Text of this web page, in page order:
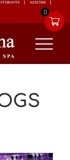
0
SPA E RISTORANTE